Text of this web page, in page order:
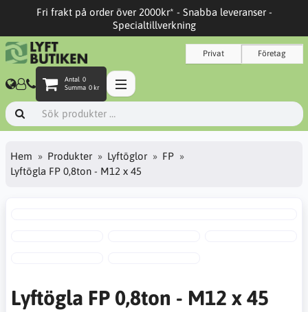
Fri frakt på order över 2000kr* - Snabba leveranser -
Specialtillverkning
Privat Företag
Antal 0
Summa 0 kr
Hem Produkter Lyftöglor
FP
Lyftögla FP 0,8ton - M12 x 45
Lyftögla FP 0,8ton - M12 x 45